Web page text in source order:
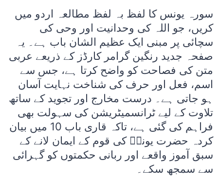
سورہ یونس کا لفظ بہ لفظ مطالعہ اردو میں
کریں، جو اللہ کی وحدانیت اور وحی کی
سچائی پر مبنی ایک عظیم الشان باب ہے۔ یہ
صفحہ جدید رنگین گرامر کارڈز کے ذریعے عربی
متن کی فصاحت کو واضح کرتا ہے، جس سے
اسم، فعل اور حرف کی شناخت نہایت آسان
ہو جاتی ہے۔ درست مخارج اور تجوید کے ساتھ
تلاوت کے لیے ٹرانسمیٹریشن کی سہولت بھی
فراہم کی گئی ہے، تاکہ قاری باب 10 میں بیان
کردہ حضرت یونسؑ کی قوم کے ایمان لانے کے
سبق آموز واقعے اور ربانی حکمتوں کو گہرائی
سے سمجھ سکے۔